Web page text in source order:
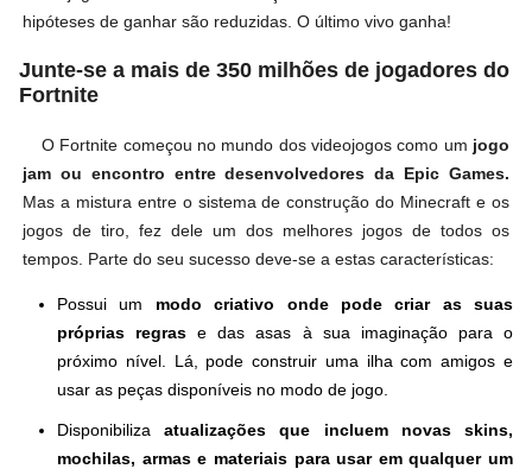
hipóteses de ganhar são reduzidas. O último vivo ganha!
Junte-se a mais de 350 milhões de jogadores do
Fortnite
O Fortnite começou no mundo dos videojogos como um jogo
jam ou encontro entre desenvolvedores da Epic Games.
Mas a mistura entre o sistema de construção do Minecraft e os
jogos de tiro, fez dele um dos melhores jogos de todos os
tempos. Parte do seu sucesso deve-se a estas características:
Possui um modo criativo onde pode criar as suas
próprias regras e das asas à sua imaginação para o
próximo nível. Lá, pode construir uma ilha com amigos e
usar as peças disponíveis no modo de jogo.
Disponibilizaatualizações que incluem novas skins,
mochilas, armas e materiais para usar em qualquer um